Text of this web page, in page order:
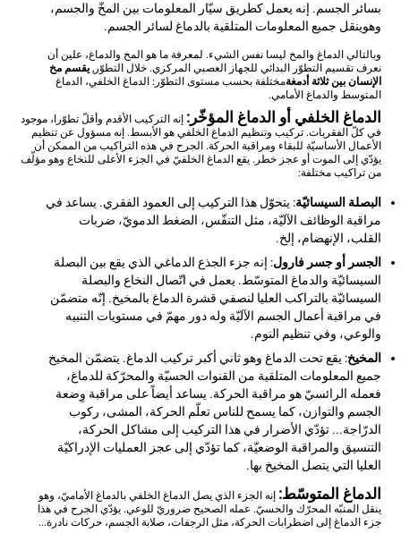
بسائر الجسم. إنه يعمل كطريق سيّار المعلومات بين المخّ والجسم،
وهوينقل جميع المعلومات المتلقية بالدماغ لسائر الجسم.
وبالتالي الدماغ والمخ ليسا نفس الشيء. لمعرفة ما هو المخ والدماغ، علين أن
نعرف تقسيم التطوّر البدائي للجهاز العصبي المركزي. خلال التطوّر,يقسم مخ
الإنسان بين ثلاثة أدمغةمختلفة بحسب مستوى التطوّر: الدماغ الخلفي، الدماغ
المتوسط والدماغ الأمامي.
الدماغ الخلفي أو الدماغ المؤخّر: إنه التركيب الأقدم وأقلّ تطوّرا، موجود
في كلّ الفقريات. تركيب وتنظيم الدماغ الخلفي هو الأبسط. إنه مسؤول عن تنظيم
الأعمال الأساسيّة للبقاء ومراقبة الحركة. الجرح في هذه التراكيب من الممكن أن
يؤدّي إلى الموت أو عجز خطر. يقع الدماغ الخلفيّ في الجزء الأعلى للنخاع وهو مؤلّف
من تراكيب مختلفة:
البصلة السيسائيّة: يتحوّل هذا التركيب إلى العمود الفقري. يساعد في
مراقبة الوظائف الآليّة، مثل التنفّس، الضغط الدمويّ، ضربات
القلب، الإنهضام، إلخ.
الجسر أو جسر فارول: إنه جزء الجذع الدماغي الذي يقع بين البصلة
السيسائيّة والدماغ المتوسّط. يعمل في اتّصال النخاع والبصلة
السيسائيّة بالتراكب العليا لنصفي قشرة الدماغ بالمخيخ. إنّه متضمّن
في مراقبة أعمال الجسم الآليّة وله دور مهمّ في مستويات التنبيه
والوعي، وفي تنظيم النوم.
المخيخ: يقع تحت الدماغ وهو ثاني أكبر تركيب الدماغ. يتضمّن المخيخ
جميع المعلومات المتلقية من القنوات الحسيّة والمحرّكة للدماغ،
فعمله الرائسيّ هو مراقبة الحركة. يساعد أيضاً على مراقبة وِضعة
الجسم والتوازن، كما يسمح للناس تعلّم الحركة، المشى، ركوب
الدرّاجة... تؤدّي الأضرار في هذا التركيب إلى مشاكل الحركة،
التنسيق والمراقبة الوضعيّة، كما تؤدّي إلى عجز العمليات الإدراكيّة
العليا التي يتصل المخيخ بها.
الدماغ المتوسّط: إنه الجزء الذي يصل الدماغ الخلفي بالدماغ الأماميّ، وهو
ينقل المنبّه المحرّك والحسيّ. عمله الصحيح ضروريّ للوعي. يؤدّي الجرح في هذا
جزء الدماغ إلى اضطرابات الحركة، مثل الرجفات، صلابة الجسم، حركات نادرة...